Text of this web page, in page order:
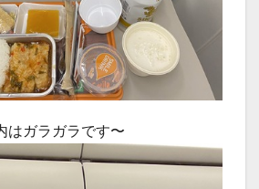
はガラガラです〜